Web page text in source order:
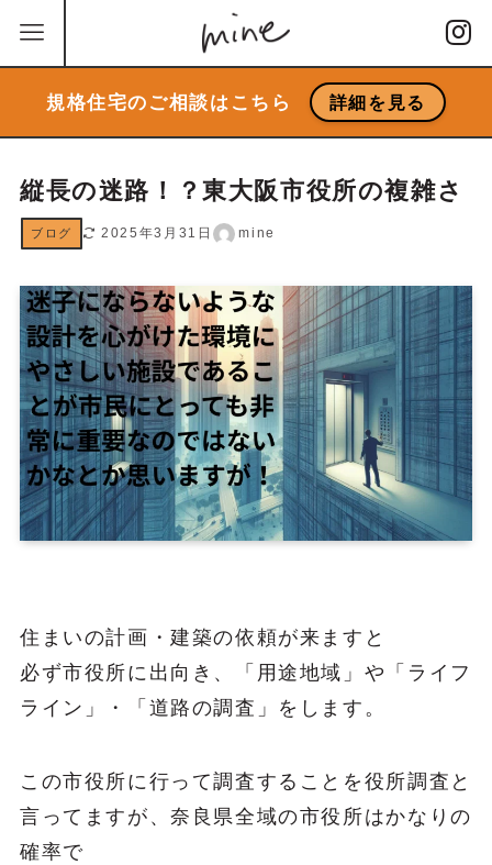
規格住宅のご相談はこちら 詳細を見る
縦長の迷路！？東大阪市役所の複雑さ
ブログ 2025年3月31日 mine
住まいの計画・建築の依頼が来ますと
必ず市役所に出向き、「用途地域」や「ライフ
ライン」・「道路の調査」をします。
この市役所に行って調査することを役所調査と
言ってますが、奈良県全域の市役所はかなりの
確率で